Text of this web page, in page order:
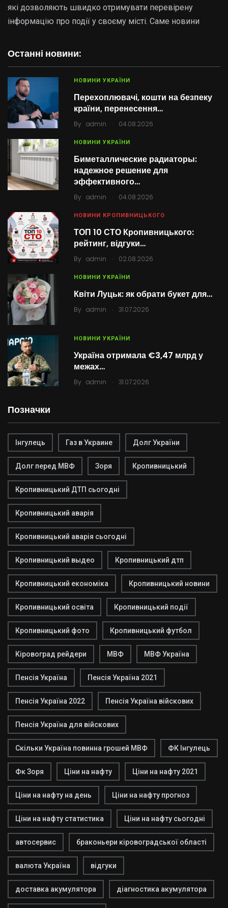
які дозволяють швидко отримувати перевірену
інформацію про події у своєму місті. Саме новини
Останні новини:
НОВИНИ УКРАЇНИ
Перехоплювачі, кошти на безпеку
країни, перенесення…
By admin . 04.08.2026
НОВИНИ УКРАЇНИ
Биметаллические радиаторы:
надежное решение для
эффективного…
By admin . 04.08.2026
НОВИНИ КРОПИВНИЦЬКОГО
ТОП 10 СТО Кропивницького:
рейтинг, відгуки…
By admin . 02.08.2026
НОВИНИ УКРАЇНИ
Квіти Луцьк: як обрати букет для…
By admin . 31.07.2026
НОВИНИ УКРАЇНИ
Україна отримала €3,47 млрд у
межах…
By admin . 31.07.2026
Позначки
Інгулець Газ в Украине Долг України
Долг перед МВФ Зоря Кропивницький
Кропивницький ДТП сьогодні
Кропивницький аварія
Кропивницький аварія сьогодні
Кропивницький выдео Кропивницький дтп
Кропивницький економіка Кропивницький новини
Кропивницький освіта Кропивницький події
Кропивницький фото Кропивницький футбол
Кіровоград рейдери МВФ МВФ Україна
Пенсія Україна Пенсія Україна 2021
Пенсія Україна 2022 Пенсія Україна війскових
Пенсія Україна для війскових
Скільки Україна повинна грошей МВФ ФК Інгулець
Фк Зоря Ціни на нафту Ціни на нафту 2021
Ціни на нафту на день Ціни на нафту прогноз
Ціни на нафту статистика Ціни на нафту сьогодні
автосервис браконьери кіровоградської області
валюта Україна відгуки
доставка акумулятора діагностика акумулятора